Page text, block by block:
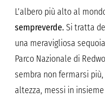
L’albero più alto al
sempreverde. Si tratta
una meravigliosa
Parco Nazionale di
sembra non fermarsi più,
altezza, messi in